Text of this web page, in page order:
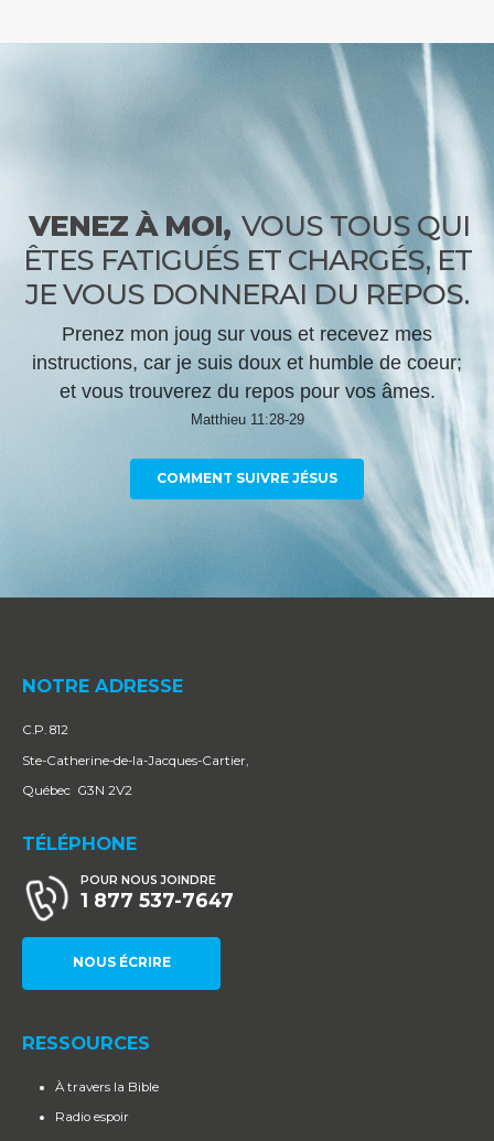
VENEZ À MOI, VOUS TOUS QUI
ÊTES FATIGUÉS ET CHARGÉS, ET
JE VOUS DONNERAI DU REPOS.
Prenez mon joug sur vous et recevez mes
instructions, car je suis doux et humble de coeur;
et vous trouverez du repos pour vos âmes.
Matthieu 11:28-29
COMMENT SUIVRE JÉSUS
NOTRE ADRESSE
C.P. 812
Ste-Catherine-de-la-Jacques-Cartier,
Québec G3N 2V2
TÉLÉPHONE
POUR NOUS JOINDRE
1 877 537-7647
NOUS ÉCRIRE
RESSOURCES
À travers la Bible
Radio espoir